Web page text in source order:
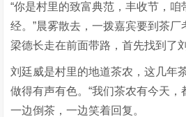
“你是村里的致富典范，丰收节，咱
经。”晨雾散去，一拨嘉宾要到茶
梁德长走在前面带路，首先找到了
刘廷威是村里的地道茶农，这几年
做得有声有色。“我们茶农有今天，
一边倒茶，一边笑着回复。